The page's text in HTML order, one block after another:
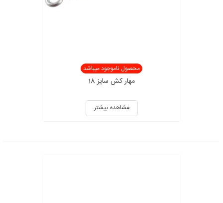
محصول ناموجود میباشد
مهار کش سایز 18
مشاهده بیشتر